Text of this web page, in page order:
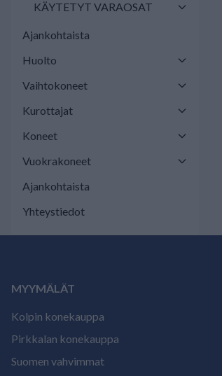
KÄYTETYT VARAOSAT
Ajankohtaista
Huolto
Vaihtokoneet
Kurottajat
Koneet
Vuokrakoneet
Ajankohtaista
Yhteystiedot
MYYMÄLÄT
Kolpin konekauppa
Pirkkalan konekauppa
Suomen vahvimmat